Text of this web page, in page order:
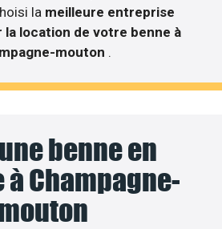
la meilleure entreprise
la location de votre benne à
mouton .
benne en
Champagne-